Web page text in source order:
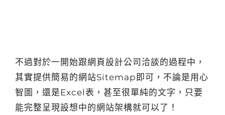
不過對於一開始跟網頁設計公司洽談的過程中，
其實提供簡易的網站Sitemap即可，不論是用心
智圖，還是Excel表，甚至很單純的文字，只要
能完整呈現設想中的網站架構就可以了！